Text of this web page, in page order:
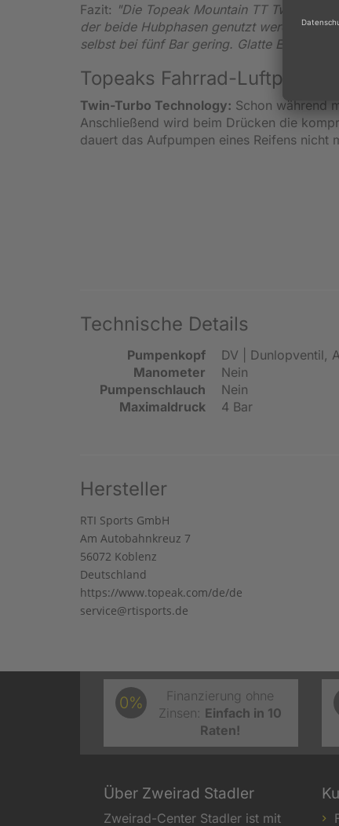
Fazit: "Die Topeak Mountain TT Twin
der beide Hubphasen genutzt werden, ist
selbst bei fünf Bar gering. Glatte Eins!"
Topeaks Fahrrad-
Twin-Turbo Technology: Schon während
Anschließend wird beim Drücken die
dauert das Aufpumpen eines Reifens nicht
Technische Details
Pumpenkopf
DV | Dunlopventil,
Manometer
Nein
Pumpenschlauch
Nein
Maximaldruck
4 Bar
Hersteller
RTI Sports GmbH
Am Autobahnkreuz 7
56072 Koblenz
Deutschland
https://www.topeak.com/de/de
service@rtisports.de
0%
Finanzierung ohne
Zinsen: Einfach in 10
Raten!
Über Zweirad Stadler
Zweirad-Center Stadler ist mit